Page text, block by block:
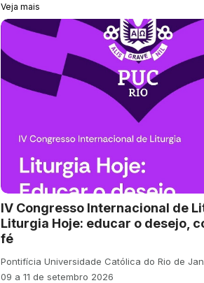
Veja mais
IV Congresso Internacional de
Liturgia Hoje: educar o desejo,
fé
Pontifícia Universidade Católica do Rio de
09 a 11 de setembro 2026